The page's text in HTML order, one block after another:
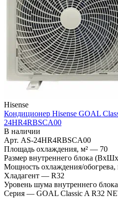
Hisense
Кондиционер Hisense GOAL
24HR4RBSCA00
В наличии
Арт. AS-24HR4RBSCA00
Площадь охлаждения, м² — 70
Размер внутреннего блока
Мощность охлаждения/обогрева,
Хладагент — R32
Уровень шума внутреннего блока
Серия — GOAL Classic A R32